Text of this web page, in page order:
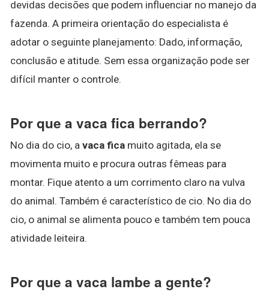
devidas decisões que podem influenciar no manejo da
fazenda. A primeira orientação do especialista é
adotar o seguinte planejamento: Dado, informação,
conclusão e atitude. Sem essa organização pode ser
difícil manter o controle.
Por que a vaca fica berrando?
No dia do cio, a vaca fica muito agitada, ela se
movimenta muito e procura outras fêmeas para
montar. Fique atento a um corrimento claro na vulva
do animal. Também é característico de cio. No dia do
cio, o animal se alimenta pouco e também tem pouca
atividade leiteira.
Por que a vaca lambe a gente?